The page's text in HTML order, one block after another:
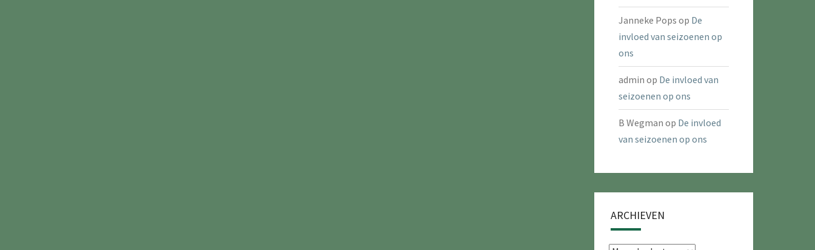
Janneke Pops op De
invloed van seizoenen op
ons
admin op De invloed van
seizoenen op ons
B Wegman op De invloed
van seizoenen op ons
ARCHIEVEN